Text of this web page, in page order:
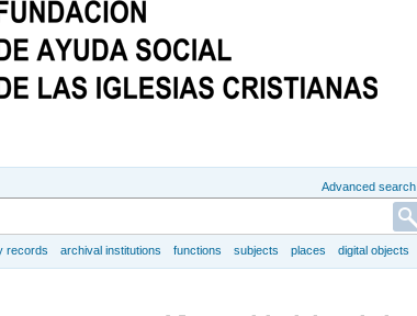
Advanced search
records archival institutions functions subjects places digital objects